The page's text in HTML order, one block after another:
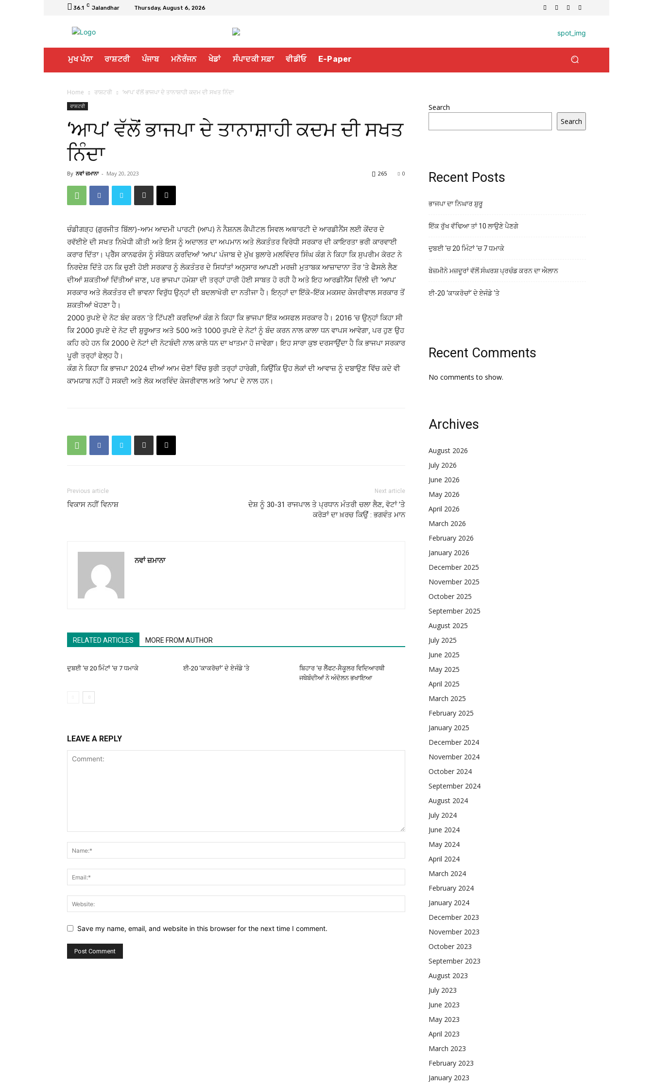
36.1 C Jalandhar Thursday, August 6, 2026
ਮੁਖ ਪੰਨਾ ਰਾਸ਼ਟਰੀ ਪੰਜਾਬ ਮਨੋਰੰਜਨ ਖੇਡਾਂ ਸੰਪਾਦਕੀ ਸਫ਼ਾ ਵੀਡੀਓ E-Paper
Home ਰਾਸ਼ਟਰੀ ‘ਆਪ’ ਵੱਲੋਂ ਭਾਜਪਾ ਦੇ ਤਾਨਾਸ਼ਾਹੀ ਕਦਮ ਦੀ ਸਖਤ ਨਿੰਦਾ
ਰਾਸ਼ਟਰੀ
‘ਆਪ’ ਵੱਲੋਂ ਭਾਜਪਾ ਦੇ ਤਾਨਾਸ਼ਾਹੀ ਕਦਮ ਦੀ ਸਖਤ
ਨਿੰਦਾ
By ਨਵਾਂ ਜ਼ਮਾਨਾ - May 20, 2023 0
265
ਚੰਡੀਗੜ੍ਹ (ਗੁਰਜੀਤ ਬਿੱਲਾ)-ਆਮ ਆਦਮੀ ਪਾਰਟੀ (ਆਪ) ਨੇ ਨੈਸ਼ਨਲ ਕੈਪੀਟਲ ਸਿਵਲ ਅਥਾਰਟੀ ਦੇ ਆਰਡੀਨੈਂਸ ਲਈ ਕੇਂਦਰ ਦੇ
ਰਵੱਈਏ ਦੀ ਸਖਤ ਨਿਖੇਧੀ ਕੀਤੀ ਅਤੇ ਇਸ ਨੂੰ ਅਦਾਲਤ ਦਾ ਅਪਮਾਨ ਅਤੇ ਲੋਕਤੰਤਰ ਵਿਰੋਧੀ ਸਰਕਾਰ ਦੀ ਕਾਇਰਤਾ ਭਰੀ ਕਾਰਵਾਈ
ਕਰਾਰ ਦਿੱਤਾ। ਪ੍ਰੈੱਸ ਕਾਨਫਰੰਸ ਨੂੰ ਸੰਬੋਧਨ ਕਰਦਿਆਂ ‘ਆਪ’ ਪੰਜਾਬ ਦੇ ਮੁੱਖ ਬੁਲਾਰੇ ਮਲਵਿੰਦਰ ਸਿੰਘ ਕੰਗ ਨੇ ਕਿਹਾ ਕਿ ਸੁਪਰੀਮ ਕੋਰਟ ਨੇ
ਨਿਰਦੇਸ਼ ਦਿੱਤੇ ਹਨ ਕਿ ਚੁਣੀ ਹੋਈ ਸਰਕਾਰ ਨੂੰ ਲੋਕਤੰਤਰ ਦੇ ਸਿਧਾਂਤਾਂ ਅਨੁਸਾਰ ਆਪਣੀ ਮਰਜ਼ੀ ਮੁਤਾਬਕ ਆਜ਼ਾਦਾਨਾ ਤੌਰ ’ਤੇ ਫੈਸਲੇ ਲੈਣ
ਦੀਆਂ ਸ਼ਕਤੀਆਂ ਦਿੱਤੀਆਂ ਜਾਣ, ਪਰ ਭਾਜਪਾ ਹਮੇਸ਼ਾ ਦੀ ਤਰ੍ਹਾਂ ਹਾਰੀ ਹੋਈ ਸਾਬਤ ਹੋ ਰਹੀ ਹੈ ਅਤੇ ਇਹ ਆਰਡੀਨੈਂਸ ਦਿੱਲੀ ਦੀ ‘ਆਪ’
ਸਰਕਾਰ ਅਤੇ ਲੋਕਤੰਤਰ ਦੀ ਭਾਵਨਾ ਵਿਰੁੱਧ ਉਨ੍ਹਾਂ ਦੀ ਬਦਲਾਖੋਰੀ ਦਾ ਨਤੀਜਾ ਹੈ। ਇਨ੍ਹਾਂ ਦਾ ਇੱਕੋ-ਇੱਕ ਮਕਸਦ ਕੇਜਰੀਵਾਲ ਸਰਕਾਰ ਤੋਂ
ਸ਼ਕਤੀਆਂ ਖੋਹਣਾ ਹੈ।
2000 ਰੁਪਏ ਦੇ ਨੋਟ ਬੰਦ ਕਰਨ ’ਤੇ ਟਿੱਪਣੀ ਕਰਦਿਆਂ ਕੰਗ ਨੇ ਕਿਹਾ ਕਿ ਭਾਜਪਾ ਇੱਕ ਅਸਫਲ ਸਰਕਾਰ ਹੈ। 2016 ’ਚ ਉਨ੍ਹਾਂ ਕਿਹਾ ਸੀ
ਕਿ 2000 ਰੁਪਏ ਦੇ ਨੋਟ ਦੀ ਸ਼ੁਰੂਆਤ ਅਤੇ 500 ਅਤੇ 1000 ਰੁਪਏ ਦੇ ਨੋਟਾਂ ਨੂੰ ਬੰਦ ਕਰਨ ਨਾਲ ਕਾਲਾ ਧਨ ਵਾਪਸ ਆਵੇਗਾ, ਪਰ ਹੁਣ ਉਹ
ਕਹਿ ਰਹੇ ਹਨ ਕਿ 2000 ਦੇ ਨੋਟਾਂ ਦੀ ਨੋਟਬੰਦੀ ਨਾਲ ਕਾਲੇ ਧਨ ਦਾ ਖਾਤਮਾ ਹੋ ਜਾਵੇਗਾ। ਇਹ ਸਾਰਾ ਕੁਝ ਦਰਸਾਉਂਦਾ ਹੈ ਕਿ ਭਾਜਪਾ ਸਰਕਾਰ
ਪੂਰੀ ਤਰ੍ਹਾਂ ਫੇਲ੍ਹ ਹੈ।
ਕੰਗ ਨੇ ਕਿਹਾ ਕਿ ਭਾਜਪਾ 2024 ਦੀਆਂ ਆਮ ਚੋਣਾਂ ਵਿੱਚ ਬੁਰੀ ਤਰ੍ਹਾਂ ਹਾਰੇਗੀ, ਕਿਉਂਕਿ ਉਹ ਲੋਕਾਂ ਦੀ ਆਵਾਜ਼ ਨੂੰ ਦਬਾਉਣ ਵਿੱਚ ਕਦੇ ਵੀ
ਕਾਮਯਾਬ ਨਹੀਂ ਹੋ ਸਕਦੀ ਅਤੇ ਲੋਕ ਅਰਵਿੰਦ ਕੇਜਰੀਵਾਲ ਅਤੇ ‘ਆਪ’ ਦੇ ਨਾਲ ਹਨ।
Previous article
ਵਿਕਾਸ ਨਹੀਂ ਵਿਨਾਸ਼
Next article
ਦੇਸ਼ ਨੂੰ 30-31 ਰਾਜਪਾਲ ਤੇ ਪ੍ਰਧਾਨ ਮੰਤਰੀ ਚਲਾ ਲੈਣ, ਵੋਟਾਂ ’ਤੇ
ਕਰੋੜਾਂ ਦਾ ਖ਼ਰਚ ਕਿਉਂ : ਭਗਵੰਤ ਮਾਨ
ਨਵਾਂ ਜ਼ਮਾਨਾ
RELATED ARTICLES MORE FROM AUTHOR
ਦੁਬਈ ‘ਚ 20 ਮਿੰਟਾਂ ‘ਚ 7 ਧਮਾਕੇ ਈ-20 ‘ਕਾਕਰੋਚਾਂ’ ਦੇ ਏਜੰਡੇ ‘ਤੇ
ਬਿਹਾਰ ‘ਚ ਲੈੱਫਟ-ਸੈਕੂਲਰ ਵਿਦਿਆਰਥੀ
ਜਥੇਬੰਦੀਆਂ ਨੇ ਅੰਦੋਲਨ ਭਖਾਇਆ
LEAVE A REPLY
Save my name, email, and website in this browser for the next time I comment.
Search
Search
Recent Posts
ਭਾਜਪਾ ਦਾ ਨਿਘਾਰ ਸ਼ੁਰੂ
ਇੱਕ ਰੁੱਖ ਵੱਢਿਆ ਤਾਂ 10 ਲਾਉਣੇ ਪੈਣਗੇ
ਦੁਬਈ ‘ਚ 20 ਮਿੰਟਾਂ ‘ਚ 7 ਧਮਾਕੇ
ਬੇਜ਼ਮੀਨੇ ਮਜ਼ਦੂਰਾਂ ਵੱਲੋਂ ਸੰਘਰਸ਼ ਪ੍ਰਚੰਡ ਕਰਨ ਦਾ ਐਲਾਨ
ਈ-20 ‘ਕਾਕਰੋਚਾਂ’ ਦੇ ਏਜੰਡੇ ‘ਤੇ
Recent Comments
No comments to show.
Archives
August 2026
July 2026
June 2026
May 2026
April 2026
March 2026
February 2026
January 2026
December 2025
November 2025
October 2025
September 2025
August 2025
July 2025
June 2025
May 2025
April 2025
March 2025
February 2025
January 2025
December 2024
November 2024
October 2024
September 2024
August 2024
July 2024
June 2024
May 2024
April 2024
March 2024
February 2024
January 2024
December 2023
November 2023
October 2023
September 2023
August 2023
July 2023
June 2023
May 2023
April 2023
March 2023
February 2023
January 2023